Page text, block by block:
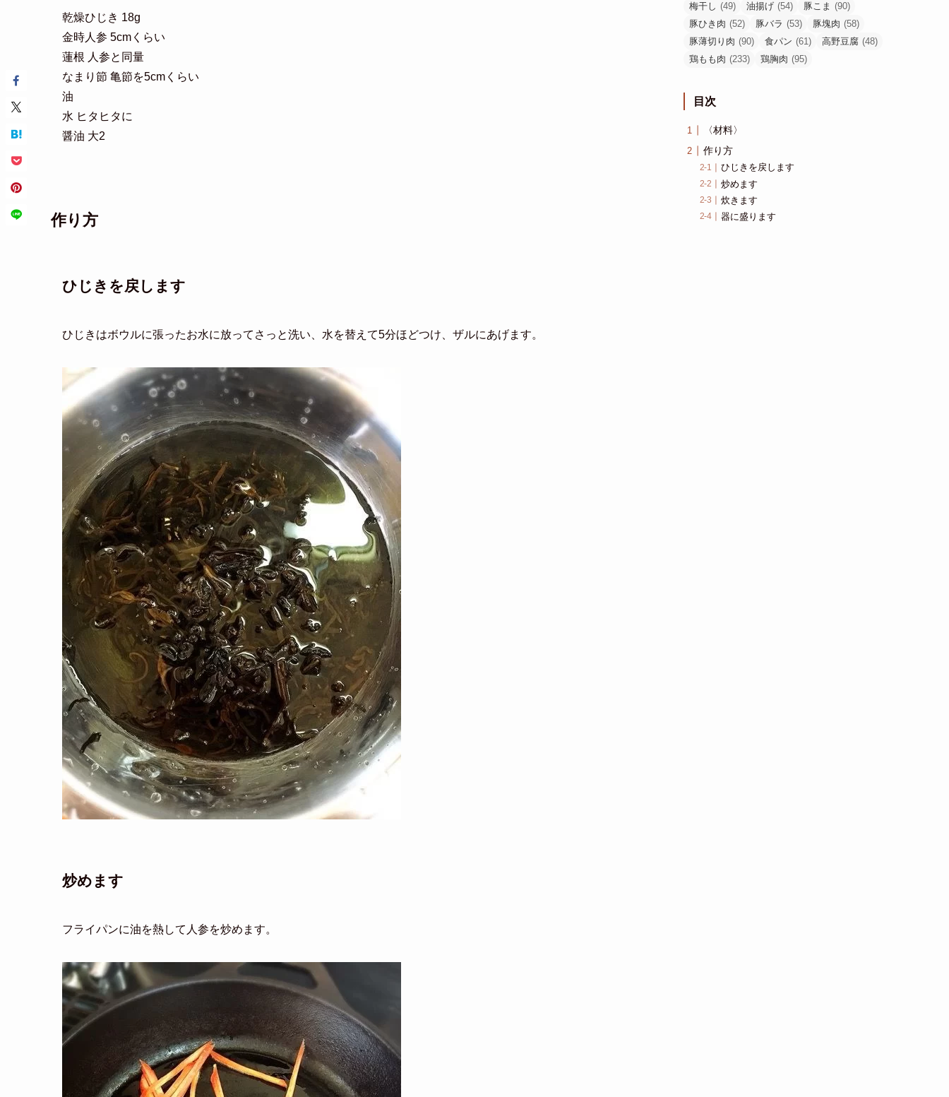
乾燥ひじき 18g
金時人参 5cmくらい
蓮根 人参と同量
なまり節 亀節を5cmくらい
油
水 ヒタヒタに
醤油 大2
作り方
ひじきを戻します
ひじきはボウルに張ったお水に放ってさっと洗い、水を替えて5分ほどつけ、ザルにあげます。
炒めます
フライパンに油を熱して人参を炒めます。
梅干し (49) 油揚げ (54) 豚こま (90)
豚ひき肉 (52) 豚バラ (53) 豚塊肉 (58)
豚薄切り肉 (90) 食パン (61) 高野豆腐 (48)
鶏もも肉 (233) 鶏胸肉 (95)
目次
〈材料〉
作り方
ひじきを戻します
炒めます
炊きます
器に盛ります